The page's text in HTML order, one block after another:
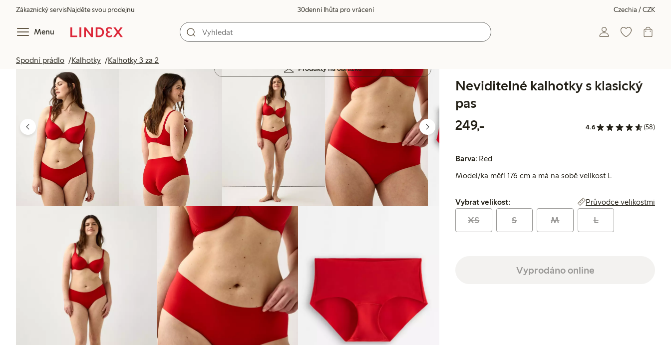
Zákaznický servisNajděte svou prodejnu 30denní lhůta pro vrácení Czechia / CZK
Menu
Spodní prádlo Kalhotky Kalhotky 3 za 2
Produkty na obrázku
Neviditelné kalhotky s klasický
pas
249,-
4.6 (58)
Barva: Red
Model/ka měří 176 cm a má na sobě velikost L
Vybrat velikost:
Vybrat velikost: Průvodce velikostmi
XS S M L
Vyprodáno online